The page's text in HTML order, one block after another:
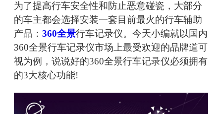
为了提高行车安全性和防止恶意碰瓷，大部分
的车主都会选择安装一套目前最火的行车辅助
产品： 360全景行车记录仪。今天小编就以国内
360全景行车记录仪市场上最受欢迎的品牌道可
视为例，说说好的360全景行车记录仪必须拥有
的3大核心功能!